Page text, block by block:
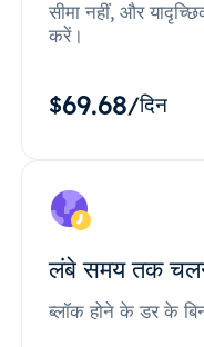
सीमा नहीं, और
करें।
$69.68/दिन
लंबे समय तक
ब्लॉक होने के डर के